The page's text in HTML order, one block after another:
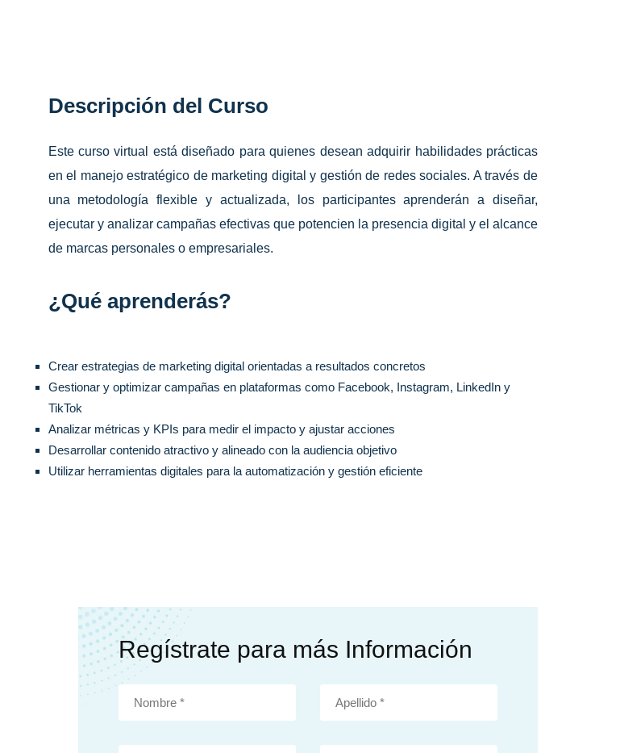
Descripción del Curso
Este curso virtual está diseñado para quienes desean adquirir habilidades prácticas
en el manejo estratégico de marketing digital y gestión de redes sociales. A través de
una metodología flexible y actualizada, los participantes aprenderán a diseñar,
ejecutar y analizar campañas efectivas que potencien la presencia digital y el alcance
de marcas personales o empresariales.
¿Qué aprenderás?
Crear estrategias de marketing digital orientadas a resultados concretos
Gestionar y optimizar campañas en plataformas como Facebook, Instagram, LinkedIn y
TikTok
Analizar métricas y KPIs para medir el impacto y ajustar acciones
Desarrollar contenido atractivo y alineado con la audiencia objetivo
Utilizar herramientas digitales para la automatización y gestión eficiente
Regístrate para más Información